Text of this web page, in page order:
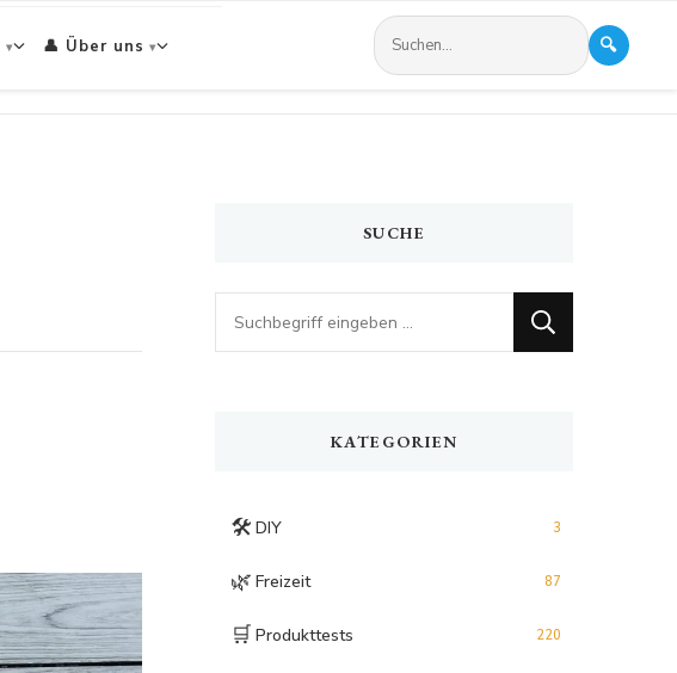
👤 Über uns 🔍
SUCHE
Looking
for
KATEGORIEN
🛠️ DIY 3
🌿 Freizeit 87
🛒 Produkttests 220